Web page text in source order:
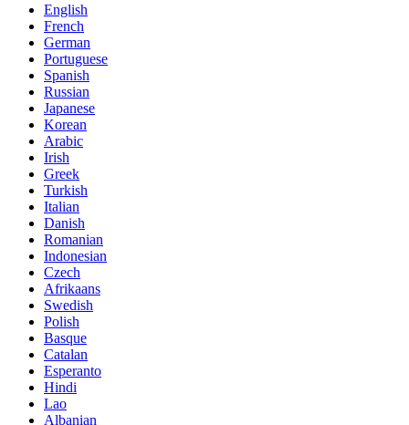
English
French
German
Portuguese
Spanish
Russian
Japanese
Korean
Arabic
Irish
Greek
Turkish
Italian
Danish
Romanian
Indonesian
Czech
Afrikaans
Swedish
Polish
Basque
Catalan
Esperanto
Hindi
Lao
Albanian